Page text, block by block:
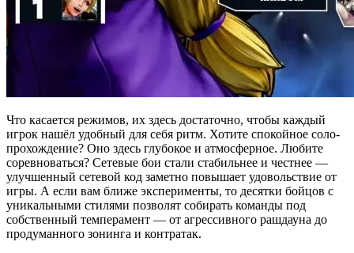
Что касается режимов, их здесь достаточно, чтобы каждый
игрок нашёл удобный для себя ритм. Хотите спокойное соло-
прохождение? Оно здесь глубокое и атмосферное. Любите
соревноваться? Сетевые бои стали стабильнее и честнее —
улучшенный сетевой код заметно повышает удовольствие от
игры. А если вам ближе эксперименты, то десятки бойцов с
уникальными стилями позволят собирать команды под
собственный темперамент — от агрессивного рашдауна до
продуманного зонинга и контратак.